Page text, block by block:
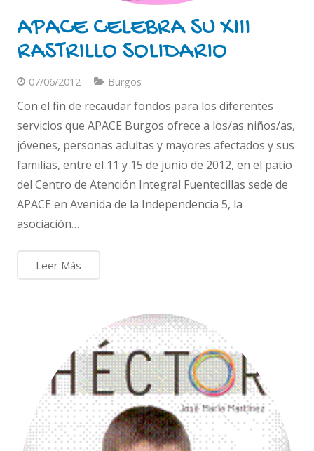
APACE CELEBRA SU XIII
RASTRILLO SOLIDARIO
07/06/2012 Burgos
Con el fin de recaudar fondos para los diferentes
servicios que APACE Burgos ofrece a los/as niños/as,
jóvenes, personas adultas y mayores afectados y sus
familias, entre el 11 y 15 de junio de 2012, en el patio
del Centro de Atención Integral Fuentecillas sede de
APACE en Avenida de la Independencia 5, la
asociación…
Leer Más